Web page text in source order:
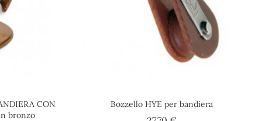
CON
bronzo
Bozzello HYE per bandiera